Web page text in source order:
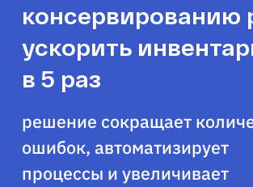
консервированию
ускорить
в 5 раз
решение сокращает
ошибок, автоматизирует
процессы и увеличивает